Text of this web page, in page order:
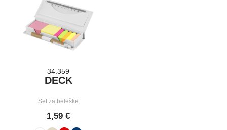
34.359
DECK
Set za beleške
1,59 €